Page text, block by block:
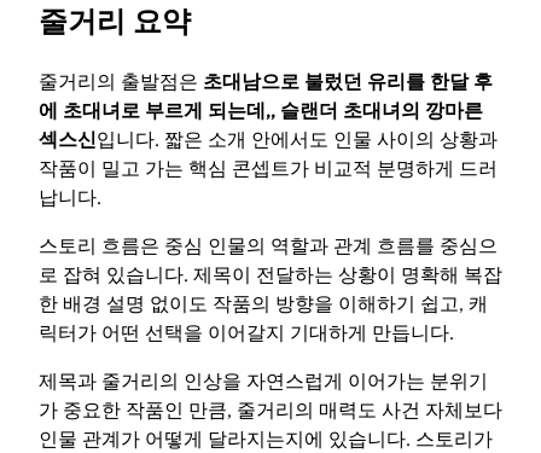
줄거리 요약
줄거리의 출발점은 초대남으로 불렀던 유리를 한달 후
에 초대녀로 부르게 되는데,, 슬랜더 초대녀의 깡마른
섹스신입니다. 짧은 소개 안에서도 인물 사이의 상황과
작품이 밀고 가는 핵심 콘셉트가 비교적 분명하게 드러
납니다.
스토리 흐름은 중심 인물의 역할과 관계 흐름를 중심으
로 잡혀 있습니다. 제목이 전달하는 상황이 명확해 복잡
한 배경 설명 없이도 작품의 방향을 이해하기 쉽고, 캐
릭터가 어떤 선택을 이어갈지 기대하게 만듭니다.
제목과 줄거리의 인상을 자연스럽게 이어가는 분위기
가 중요한 작품인 만큼, 줄거리의 매력도 사건 자체보다
인물 관계가 어떻게 달라지는지에 있습니다. 스토리가